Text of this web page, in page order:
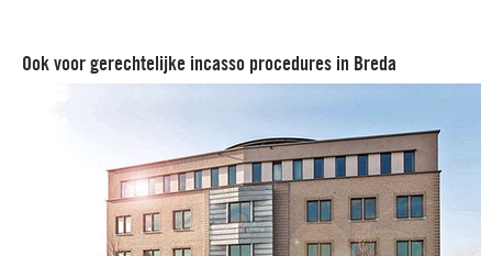
Ook voor gerechtelijke incasso procedures in Breda